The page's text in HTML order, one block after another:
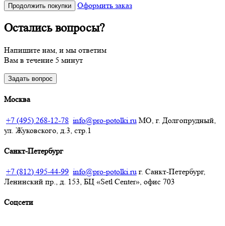
Продолжить покупки Оформить заказ
Остались вопросы?
Напишите нам, и мы ответим
Вам в течение 5 минут
Задать вопрос
Москва
+7 (495) 268-12-78 info@pro-potolki.ru МО, г. Долгопрудный,
ул. Жуковского, д.3, стр.1
Санкт-Петербург
+7 (812) 495-44-99 info@pro-potolki.ru г. Санкт-Петербург,
Ленинский пр., д. 153, БЦ «Setl Center», офис 703
Соцсети
Получить расчёт